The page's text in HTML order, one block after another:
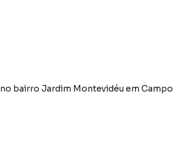
no bairro Jardim Montevidéu em Campo